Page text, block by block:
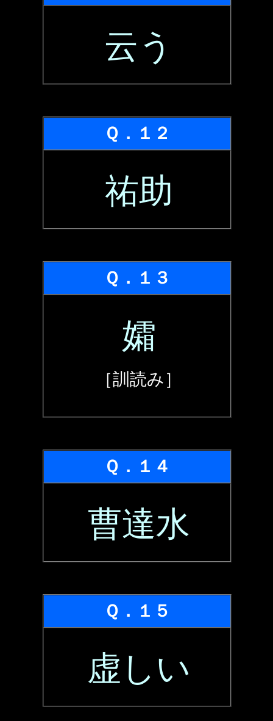
云う
Ｑ．１２
祐助
Ｑ．１３
孀
［訓読み］
Ｑ．１４
曹達水
Ｑ．１５
虚しい